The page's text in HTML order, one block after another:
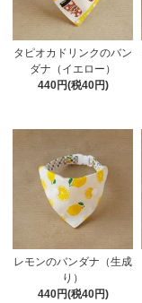
タピオカドリンクのバン
ダナ（イエロー）
440円(税40円)
レモンのバンダナ（生成
り）
440円(税40円)